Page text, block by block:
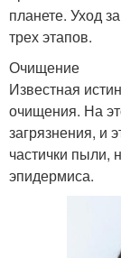
планете. Уход
трех этапов.
Очищение
Известная
очищения. На
загрязнения, и
частички пыли,
эпидермиса.